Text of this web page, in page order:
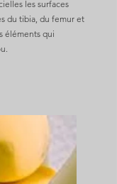
les surfaces
du tibia, du femur et
éléments qui